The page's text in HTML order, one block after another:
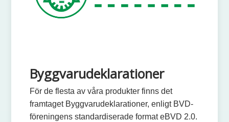
Byggvarudeklarationer
För de flesta av våra produkter finns det
framtaget Byggvarudeklarationer, enligt BVD-
föreningens standardiserade format eBVD 2.0.